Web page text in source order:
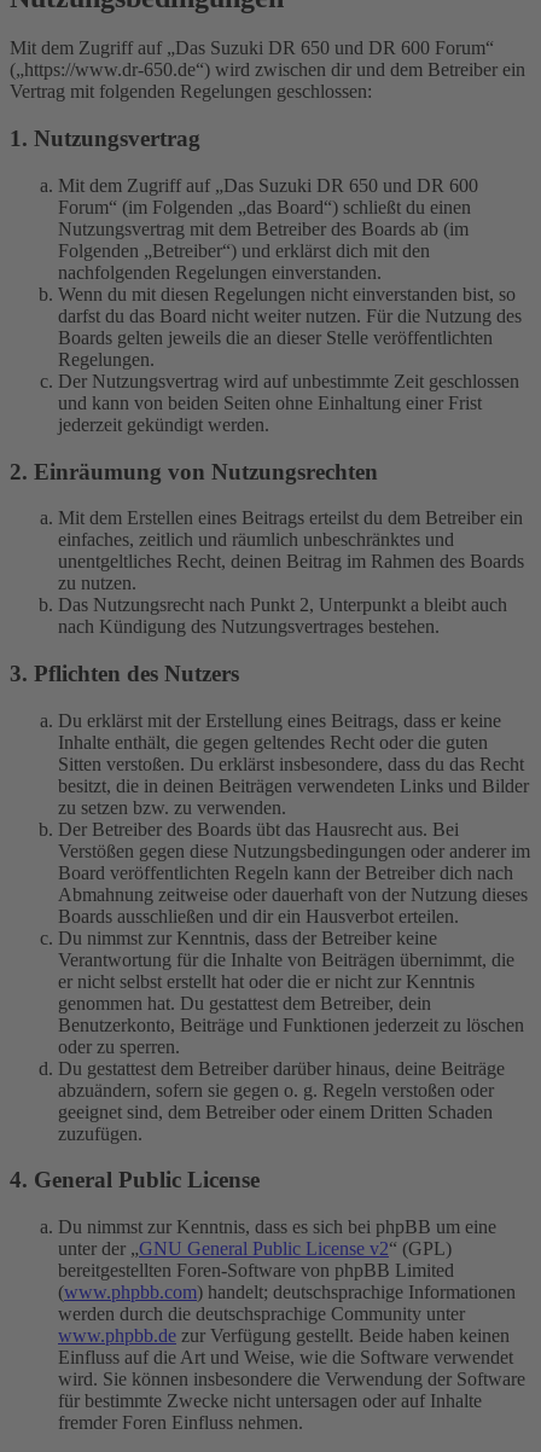
Mit dem Zugriff auf „Das Suzuki DR 650 und DR 600 Forum“
(„https://www.dr-650.de“) wird zwischen dir und dem Betreiber ein
Vertrag mit folgenden Regelungen geschlossen:
1. Nutzungsvertrag
Mit dem Zugriff auf „Das Suzuki DR 650 und DR 600
Forum“ (im Folgenden „das Board“) schließt du einen
Nutzungsvertrag mit dem Betreiber des Boards ab (im
Folgenden „Betreiber“) und erklärst dich mit den
nachfolgenden Regelungen einverstanden.
Wenn du mit diesen Regelungen nicht einverstanden bist, so
darfst du das Board nicht weiter nutzen. Für die Nutzung des
Boards gelten jeweils die an dieser Stelle veröffentlichten
Regelungen.
Der Nutzungsvertrag wird auf unbestimmte Zeit geschlossen
und kann von beiden Seiten ohne Einhaltung einer Frist
jederzeit gekündigt werden.
2. Einräumung von Nutzungsrechten
Mit dem Erstellen eines Beitrags erteilst du dem Betreiber ein
einfaches, zeitlich und räumlich unbeschränktes und
unentgeltliches Recht, deinen Beitrag im Rahmen des Boards
zu nutzen.
Das Nutzungsrecht nach Punkt 2, Unterpunkt a bleibt auch
nach Kündigung des Nutzungsvertrages bestehen.
3. Pflichten des Nutzers
Du erklärst mit der Erstellung eines Beitrags, dass er keine
Inhalte enthält, die gegen geltendes Recht oder die guten
Sitten verstoßen. Du erklärst insbesondere, dass du das Recht
besitzt, die in deinen Beiträgen verwendeten Links und Bilder
zu setzen bzw. zu verwenden.
Der Betreiber des Boards übt das Hausrecht aus. Bei
Verstößen gegen diese Nutzungsbedingungen oder anderer im
Board veröffentlichten Regeln kann der Betreiber dich nach
Abmahnung zeitweise oder dauerhaft von der Nutzung dieses
Boards ausschließen und dir ein Hausverbot erteilen.
Du nimmst zur Kenntnis, dass der Betreiber keine
Verantwortung für die Inhalte von Beiträgen übernimmt, die
er nicht selbst erstellt hat oder die er nicht zur Kenntnis
genommen hat. Du gestattest dem Betreiber, dein
Benutzerkonto, Beiträge und Funktionen jederzeit zu löschen
oder zu sperren.
Du gestattest dem Betreiber darüber hinaus, deine Beiträge
abzuändern, sofern sie gegen o. g. Regeln verstoßen oder
geeignet sind, dem Betreiber oder einem Dritten Schaden
zuzufügen.
4. General Public License
Du nimmst zur Kenntnis, dass es sich bei phpBB um eine
unter der „GNU General Public License v2“ (GPL)
bereitgestellten Foren-Software von phpBB Limited
(www.phpbb.com) handelt; deutschsprachige Informationen
werden durch die deutschsprachige Community unter
www.phpbb.de zur Verfügung gestellt. Beide haben keinen
Einfluss auf die Art und Weise, wie die Software verwendet
wird. Sie können insbesondere die Verwendung der Software
für bestimmte Zwecke nicht untersagen oder auf Inhalte
fremder Foren Einfluss nehmen.